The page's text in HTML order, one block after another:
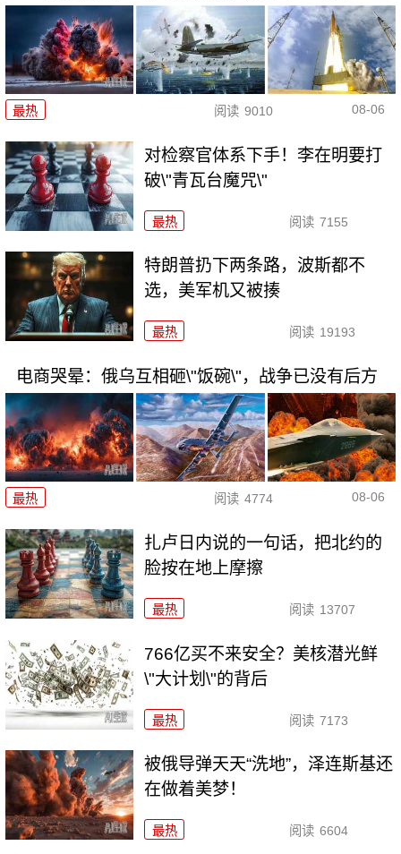
最热 阅读 9010 08-06
对检察官体系下手！李在明要打
破\"青瓦台魔咒\"
最热 阅读 7155
特朗普扔下两条路，波斯都不
选，美军机又被揍
最热 阅读 19193
电商哭晕：俄乌互相砸\"饭碗\"，战争已没有后方
最热 阅读 4774 08-06
扎卢日内说的一句话，把北约的
脸按在地上摩擦
最热 阅读 13707
766亿买不来安全？美核潜光鲜
\"大计划\"的背后
最热 阅读 7173
被俄导弹天天“洗地”，泽连斯基还
在做着美梦！
最热 阅读 6604